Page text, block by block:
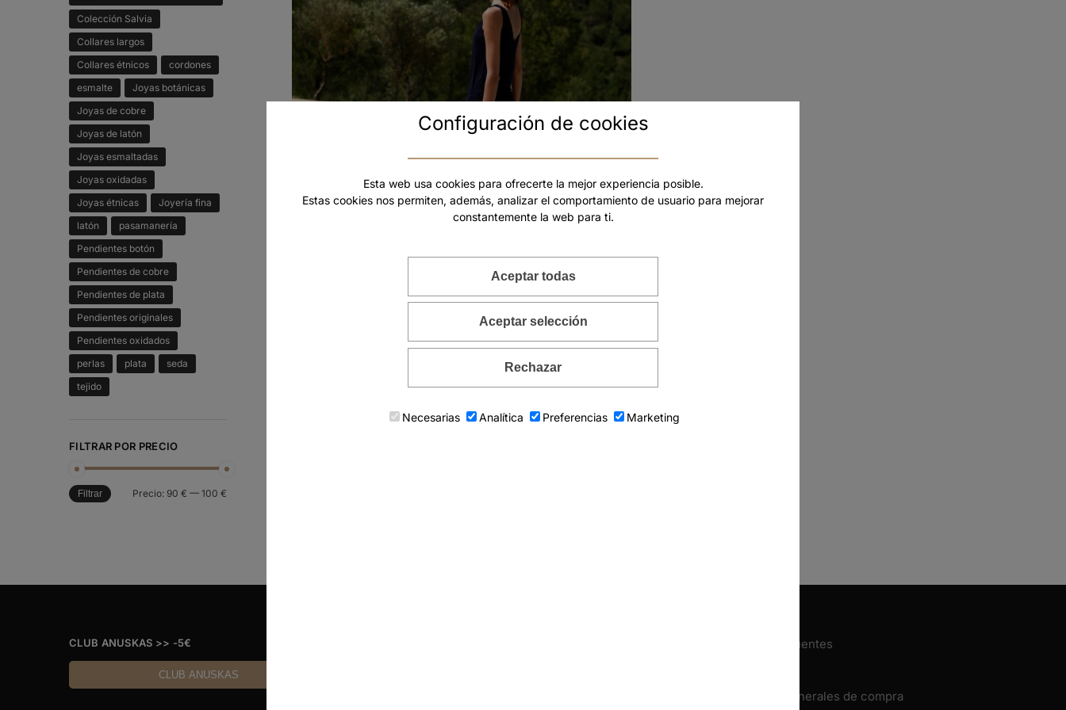
Configuración de cookies
Esta web usa cookies para ofrecerte la mejor experiencia posible.
Estas cookies nos permiten, además, analizar el comportamiento de usuario para mejorar
constantemente la web para ti.
Aceptar todas
Aceptar selección
Rechazar
Necesarias Analítica Preferencias Marketing
Capazo playa Toscana
Colección Salvia
Collares largos
Collares étnicos
cordones
esmalte
Joyas botánicas
Joyas de cobre
Joyas de latón
Joyas esmaltadas
Joyas oxidadas
Joyas étnicas
Joyería fina
latón
pasamanería
Pendientes botón
Pendientes de cobre
Pendientes de plata
Pendientes originales
Pendientes oxidados
perlas
plata
seda
tejido
FILTRAR POR PRECIO
Filtrar Precio: 90 € — 100 €
CLUB ANUSKAS >> -5€
CLUB ANUSKAS
Preguntas frecuentes
Condiciones generales de compra